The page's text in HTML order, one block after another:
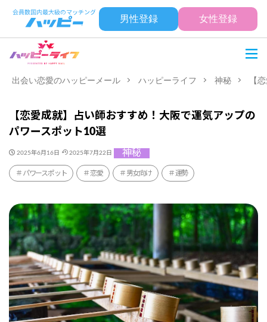
男性登録 女性登録
出会い恋愛のハッピーメール ハッピーライフ 神秘 【
【恋愛成就】占い師おすすめ！大阪で運気アップの
パワースポット10選
2025年6月16日 2025年7月22日 神秘
パワースポット 恋愛 男女向け 運勢